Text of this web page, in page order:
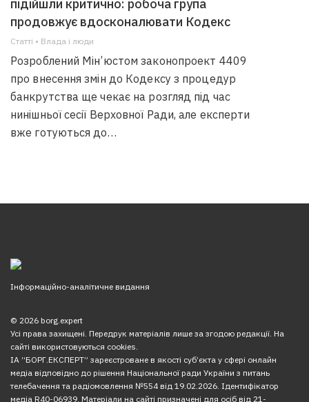
підійшли критично: робоча група
продовжує вдосконалювати Кодекс
Статті • Влада i люди
Розроблений Мін’юстом законопроект 4409
про внесення змін до Кодексу з процедур
банкрутства ще чекає на розгляд під час
нинішньої сесії Верховної Ради, але експерти
вже готуються до…
Інформаційно-аналітичне видання
© 2026 borg.expert
Усі права захищені. Передрук матеріалів лише за згодою редакції. На
сайті використовуються cookies.
ІА “БОРГ.ЕКСПЕРТ” зареєстроване в якості суб’єкта у сфері онлайн
медіа відповідно до рішення Національної ради України з питань
телебачення та радіомовлення №554 від 19.02.2026. Ідентифікатор
медіа R40-06939. Матеріали на сайті призначені для осіб від 21-